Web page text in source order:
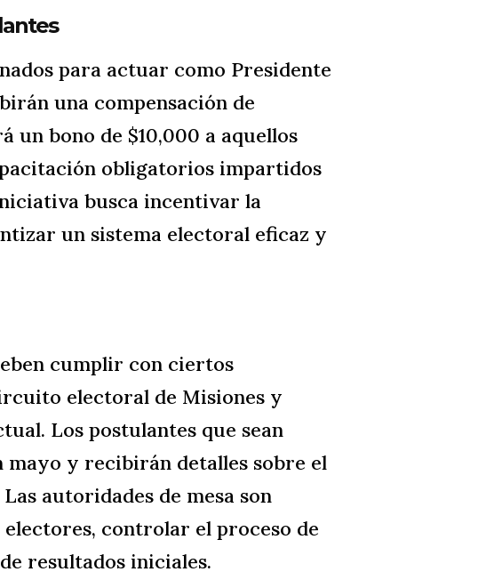
para actuar como Presidente
una compensación de
un bono de $10,000 a aquellos
obligatorios impartidos
busca incentivar la
un sistema electoral eficaz y
cumplir con ciertos
electoral de Misiones y
Los postulantes que sean
mayo y recibirán detalles sobre el
autoridades de mesa son
controlar el proceso de
resultados iniciales.